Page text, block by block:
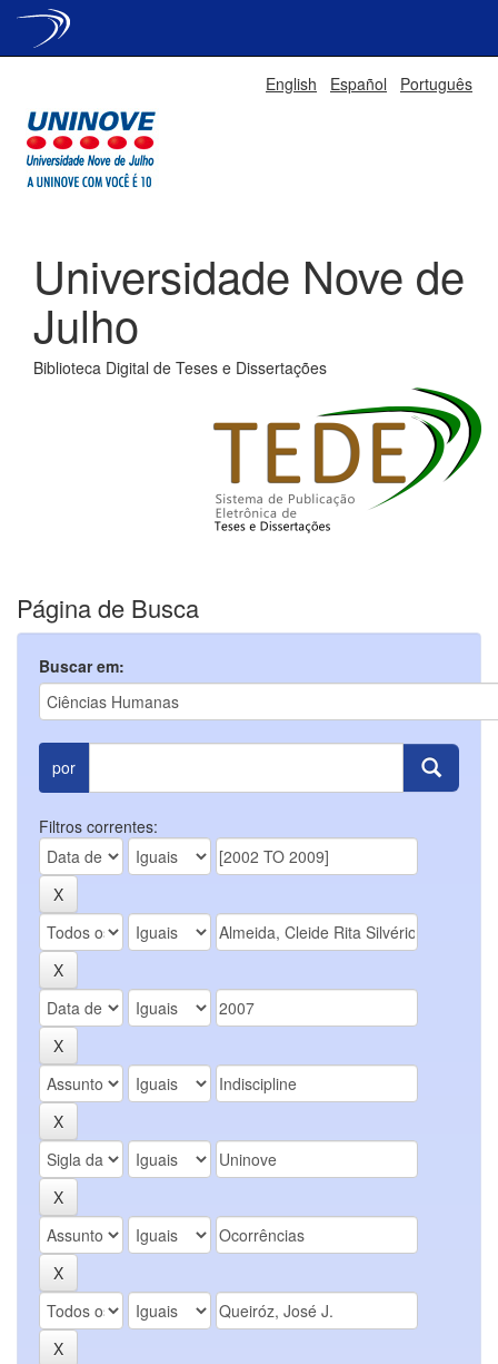
English Español Português
Universidade Nove de
Julho
Biblioteca Digital de Teses e Dissertações
Página de Busca
Buscar em:
por
Filtros correntes: